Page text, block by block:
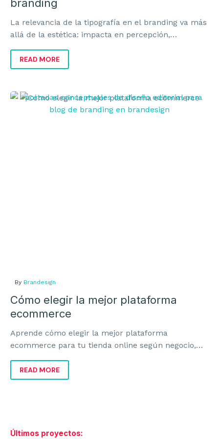
branding
La relevancia de la tipografía en el branding va más
allá de la estética: impacta en percepción,
READ MORE
Cómo
elegir
By Brandesign
Cómo elegir la mejor plataforma
ecommerce
Aprende cómo elegir la mejor plataforma
ecommerce para tu tienda online según negocio,
READ MORE
Últimos proyectos: